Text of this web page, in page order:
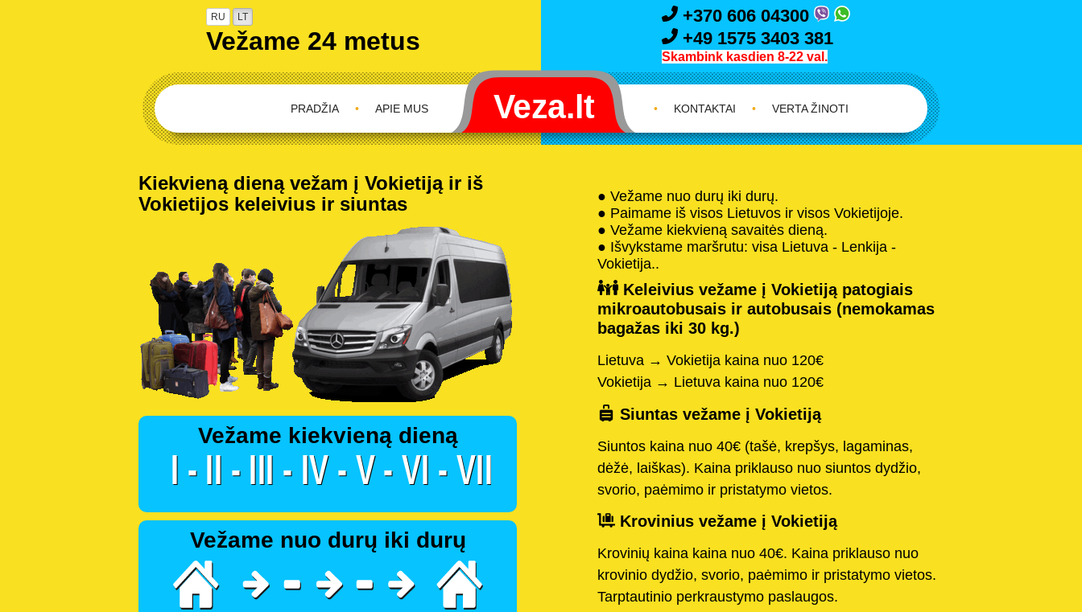
RU LT
Vežame 24 metus
+370 606 04300
+49 1575 3403 381
Skambink kasdien 8-22 val.
APIE MUS
•
PRADŽIA • KONTAKTAI • VERTA ŽINOTI
Kiekvieną dieną vežam į Vokietiją ir iš
Vokietijos keleivius ir siuntas
Vežame kiekvieną dieną
Vežame nuo durų iki durų
● Vežame nuo durų iki durų.
● Paimame iš visos Lietuvos ir visos Vokietijoje.
● Vežame kiekvieną savaitės dieną.
● Išvykstame maršrutu: visa Lietuva - Lenkija -
Vokietija..
Keleivius vežame į Vokietiją patogiais
mikroautobusais ir autobusais (nemokamas
bagažas iki 30 kg.)
Lietuva → Vokietija kaina nuo 120€
Vokietija → Lietuva kaina nuo 120€
Siuntas vežame į Vokietiją
Siuntos kaina nuo 40€ (tašė, krepšys, lagaminas,
dėžė, laiškas). Kaina priklauso nuo siuntos dydžio,
svorio, paėmimo ir pristatymo vietos.
Krovinius vežame į Vokietiją
Krovinių kaina kaina nuo 40€. Kaina priklauso nuo
krovinio dydžio, svorio, paėmimo ir pristatymo vietos.
Tarptautinio perkraustymo paslaugos.